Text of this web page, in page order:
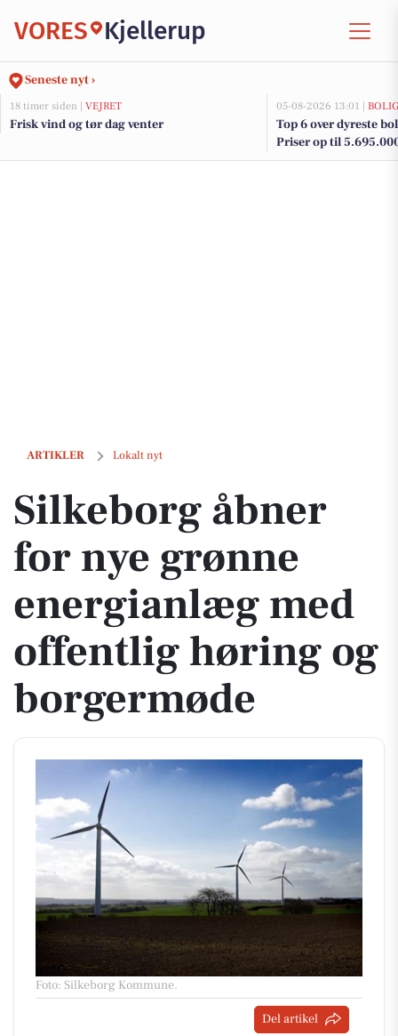
VORES Kjellerup
Seneste nyt ›
18 timer siden | VEJRET
Frisk vind og tør dag venter
05-08-2026 13:01 |
Top 6 over dyreste
Priser op til
ARTIKLER Lokalt nyt
Silkeborg åbner for nye grønne energianlæg med offentlig høring
Silkeborg åbner
for nye grønne
energianlæg med
offentlig høring og
borgermøde
Foto: Silkeborg Kommune.
Del artikel